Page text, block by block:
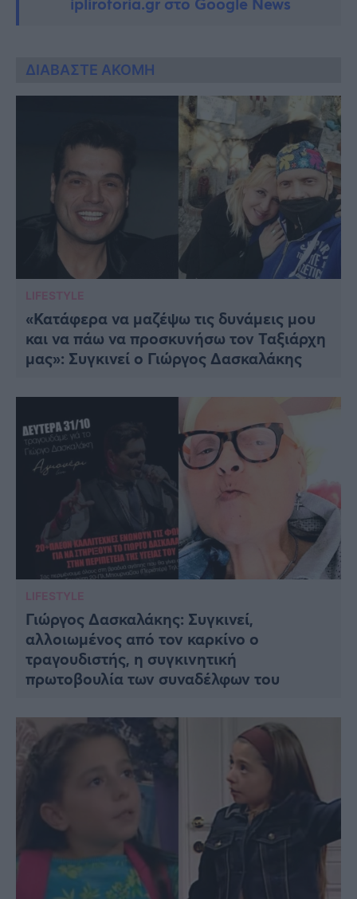
ΔΙΑΒΑΣΤΕ ΑΚΟΜΗ
LIFESTYLE
«Κατάφερα να μαζέψω τις δυνάμεις μου
και να πάω να προσκυνήσω τον Ταξιάρχη
μας»: Συγκινεί ο Γιώργος Δασκαλάκης
LIFESTYLE
Γιώργος Δασκαλάκης: Συγκινεί,
αλλοιωμένος από τον καρκίνο ο
τραγουδιστής, η συγκινητική
πρωτοβουλία των συναδέλφων του